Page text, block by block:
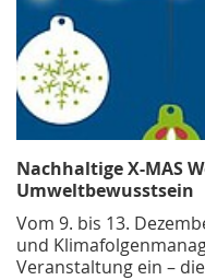
Nachhaltige X-MAS
Umweltbewusstsein
Vom 9. bis 13.
und
Veranstaltung ein –